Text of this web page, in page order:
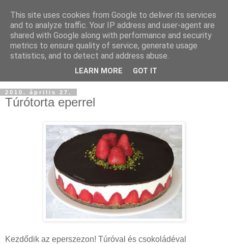
2010. április 27.
Túrótorta eperrel
Kezdődik az eperszezon! Túróval és csokoládéval
This site uses cookies from Google to deliver its services
and to analyze traffic. Your IP address and user-agent are
shared with Google along with performance and security
metrics to ensure quality of service, generate usage
statistics, and to detect and address abuse.
LEARN MORE GOT IT